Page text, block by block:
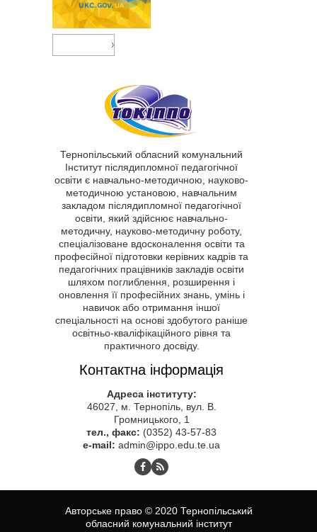
Тернопільський обласний комунальний
Інститут післядипломної педагогічної
освіти є навчально-методичною, науково-
методичною установою, навчальним
закладом післядипломної педагогічної
освіти, який здійснює навчально-
методичну, науково-методичну роботу,
спеціалізоване вдосконалення освіти та
професійної підготовки керівних кадрів та
педагогічних працівників закладів освіти
шляхом поглиблення, розширення і
оновлення її професійних знань, умінь і
навичок або отримання іншої
спеціальності на основі здобутого раніше
освітньо-кваліфікаційного рівня та
практичного досвіду.
Контактна інформація
Адреса інституту:
46027, м. Тернопіль, вул. В.
Громницького, 1
тел., факс: (0352) 43-57-83
e-mail: admin@ippo.edu.te.ua
Авторське право © 2020 Тернопільський
обласний комунальний інститут